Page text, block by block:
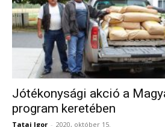
Jótékonysági akció a
program keretében
Tatai Igor - 2020, október 15.